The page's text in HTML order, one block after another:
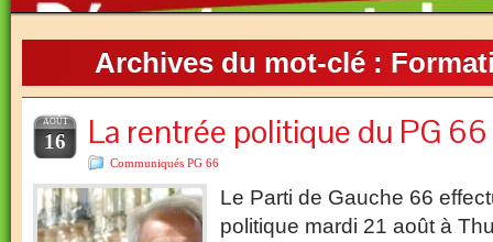
Archives du mot-clé :
AOÛT
16 La rentrée politique du PG 66
Communiqués PG 66
Le Parti de Gauche 66
politique mardi 21 août à